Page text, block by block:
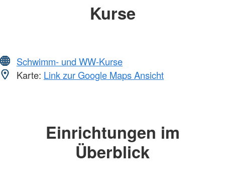
Kurse
Schwimm- und WW-Kurse
Karte: Link zur Google Maps Ansicht
Einrichtungen im
Überblick